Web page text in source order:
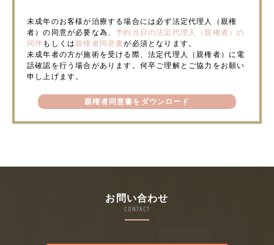
未成年のお客様が治療する場合には必ず法定代理人（親権
者）の同意が必要な為、予約当日の法定代理人（親権者）の
同伴 もしくは親権者同意書が必須となります。
未成年者の方が施術を受ける際、法定代理人（親権者）に電
話確認を行う場合があります。何卒ご理解とご協力をお願い
申し上げます。
親権者同意書をダウンロード
お問い合わせ
CONTACT